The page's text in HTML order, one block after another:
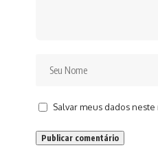
Salvar meus dados